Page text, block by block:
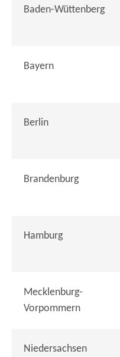
Baden-Wüttenberg
Bayern
Berlin
Brandenburg
Hamburg
Mecklenburg-
Vorpommern
Niedersachsen